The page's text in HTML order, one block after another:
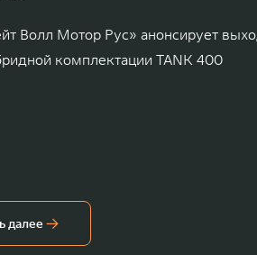
Волл Мотор Рус» анонсирует
комплектации TANK 400
далее